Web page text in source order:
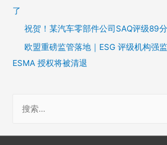
了
祝贺！某汽车零部件公司SAQ评级89分
欧盟重磅监管落地｜ESG 评级机构强
ESMA 授权将被清退